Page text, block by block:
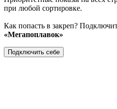
при любой сортировке.
Как попасть в закреп?
«Мегапоплавок»
Подключить себе